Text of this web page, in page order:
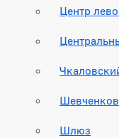
Центр
Шлюз